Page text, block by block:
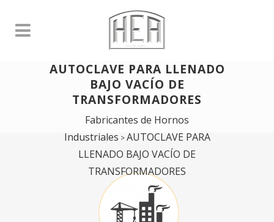
AUTOCLAVE PARA LLENADO
BAJO VACÍO DE
TRANSFORMADORES
Fabricantes de Hornos
Industriales >AUTOCLAVE PARA
LLENADO BAJO VACÍO DE
TRANSFORMADORES